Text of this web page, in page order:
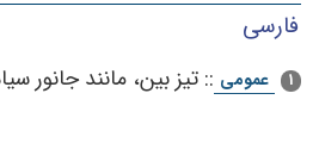
فارسی
1 عمومی :: تیز بین‌، مانند جانور